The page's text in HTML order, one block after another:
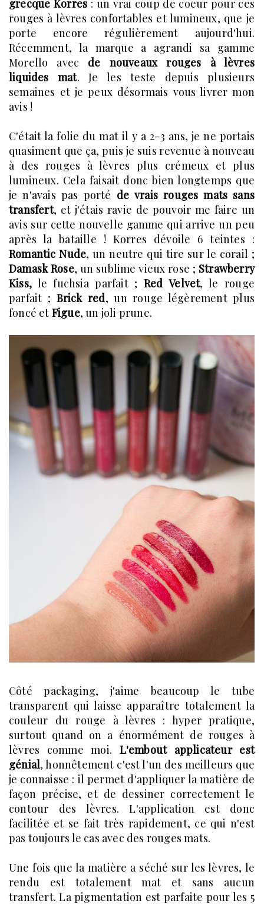
grecque Korres : un vrai coup de coeur pour ces
rouges à lèvres confortables et lumineux, que je
porte encore régulièrement aujourd'hui.
Récemment, la marque a agrandi sa gamme
Morello avec de nouveaux rouges à lèvres
liquides mat. Je les teste depuis plusieurs
semaines et je peux désormais vous livrer mon
avis !
C'était la folie du mat il y a 2-3 ans, je ne portais
quasiment que ça, puis je suis revenue à nouveau
à des rouges à lèvres plus crémeux et plus
lumineux. Cela faisait donc bien longtemps que
je n'avais pas porté de vrais rouges mats sans
transfert, et j'étais ravie de pouvoir me faire un
avis sur cette nouvelle gamme qui arrive un peu
après la bataille ! Korres dévoile 6 teintes :
Romantic Nude, un neutre qui tire sur le corail ;
Damask Rose, un sublime vieux rose ; Strawberry
Kiss, le fuchsia parfait ;Red Velvet, le rouge
parfait ; Brick red, un rouge légèrement plus
foncé et Figue, un joli prune.
Côté packaging, j'aime beaucoup le tube
transparent qui laisse apparaître totalement la
couleur du rouge à lèvres : hyper pratique,
surtout quand on a énormément de rouges à
lèvres comme moi. L'embout applicateur est
génial, honnêtement c'est l'un des meilleurs que
je connaisse : il permet d'appliquer la matière de
façon précise, et de dessiner correctement le
contour des lèvres. L'application est donc
facilitée et se fait très rapidement, ce qui n'est
pas toujours le cas avec des rouges mats.
Une fois que la matière a séché sur les lèvres, le
rendu est totalement mat et sans aucun
transfert. La pigmentation est parfaite pour les 5